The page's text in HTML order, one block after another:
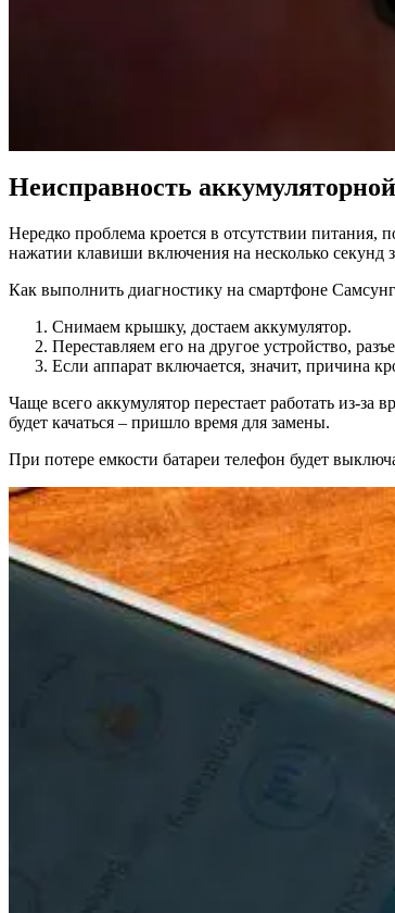
Неисправность
Нередко проблема кроется в отсутствии питания,
нажатии клавиши включения на несколько секунд
Как выполнить диагностику на смартфоне
Снимаем крышку, достаем аккумулятор.
Переставляем его на другое устройство,
Если аппарат включается, значит, причина
Чаще всего аккумулятор перестает работать из-
будет качаться – пришло время для замены.
При потере емкости батареи телефон будет